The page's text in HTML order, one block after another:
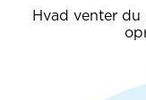
Hvad venter du